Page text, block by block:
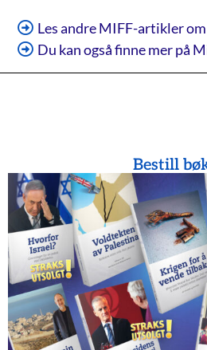
Les andre MIFF-artikler om
Du kan også finne mer på
Bestill